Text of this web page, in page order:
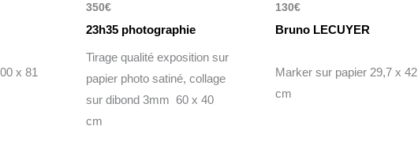
x 81
350€
23h35 photographie
Tirage qualité exposition sur
papier photo satiné, collage
sur dibond 3mm 60 x 40
cm
130€
Bruno LECUYER
Marker sur papier 29,7 x 42
cm